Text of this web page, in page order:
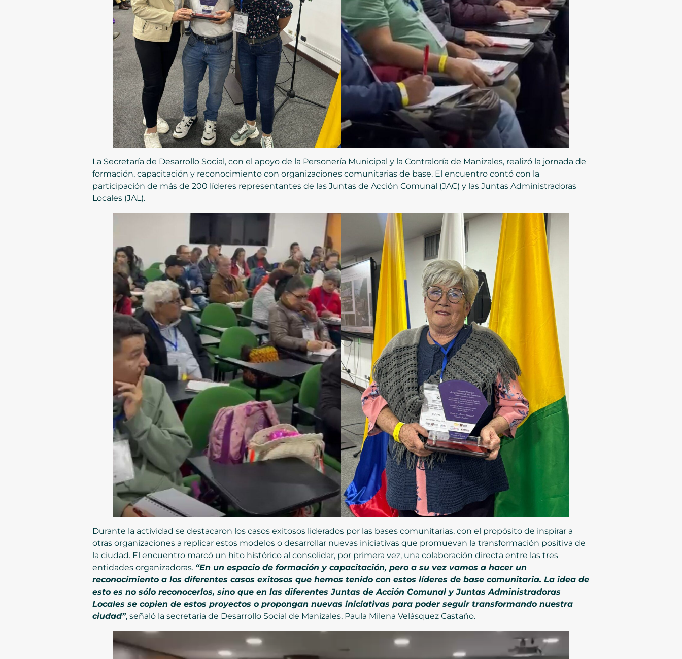
La Secretaría de Desarrollo Social, con el apoyo de la Personería Municipal y la Contraloría de Manizales, realizó la jornada de
formación, capacitación y reconocimiento con organizaciones comunitarias de base. El encuentro contó con la
participación de más de 200 líderes representantes de las Juntas de Acción Comunal (JAC) y las Juntas Administradoras
Locales (JAL).
Durante la actividad se destacaron los casos exitosos liderados por las bases comunitarias, con el propósito de inspirar a
otras organizaciones a replicar estos modelos o desarrollar nuevas iniciativas que promuevan la transformación positiva de
la ciudad. El encuentro marcó un hito histórico al consolidar, por primera vez, una colaboración directa entre las tres
entidades organizadoras. “En un espacio de formación y capacitación, pero a su vez vamos a hacer un
reconocimiento a los diferentes casos exitosos que hemos tenido con estos líderes de base comunitaria. La idea de
esto es no sólo reconocerlos, sino que en las diferentes Juntas de Acción Comunal y Juntas Administradoras
Locales se copien de estos proyectos o propongan nuevas iniciativas para poder seguir transformando nuestra
ciudad”, señaló la secretaria de Desarrollo Social de Manizales, Paula Milena Velásquez Castaño.